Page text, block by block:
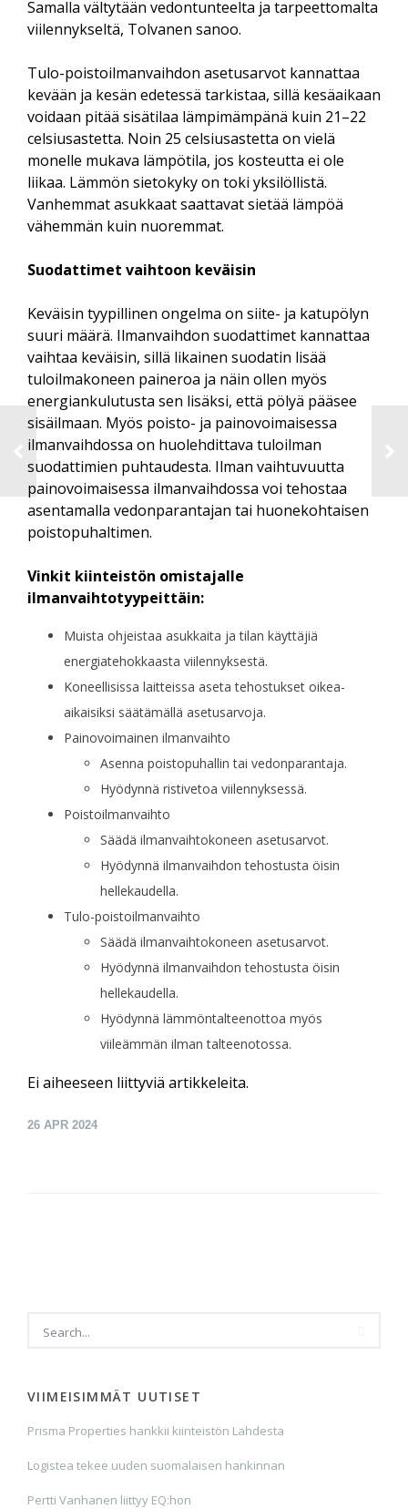
Samalla vältytään vedontunteelta ja tarpeettomalta
viilennykseltä, Tolvanen sanoo.
Tulo-poistoilmanvaihdon asetusarvot kannattaa
kevään ja kesän edetessä tarkistaa, sillä kesäaikaan
voidaan pitää sisätilaa lämpimämpänä kuin 21–22
celsiusastetta. Noin 25 celsiusastetta on vielä
monelle mukava lämpötila, jos kosteutta ei ole
liikaa. Lämmön sietokyky on toki yksilöllistä.
Vanhemmat asukkaat saattavat sietää lämpöä
vähemmän kuin nuoremmat.
Suodattimet vaihtoon keväisin
Keväisin tyypillinen ongelma on siite- ja katupölyn
suuri määrä. Ilmanvaihdon suodattimet kannattaa
vaihtaa keväisin, sillä likainen suodatin lisää
tuloilmakoneen paineroa ja näin ollen myös
energiankulutusta sen lisäksi, että pölyä pääsee
sisäilmaan. Myös poisto- ja painovoimaisessa
ilmanvaihdossa on huolehdittava tuloilman
suodattimien puhtaudesta. Ilman vaihtuvuutta
painovoimaisessa ilmanvaihdossa voi tehostaa
asentamalla vedonparantajan tai huonekohtaisen
poistopuhaltimen.
Vinkit kiinteistön omistajalle
ilmanvaihtotyypeittäin:
Muista ohjeistaa asukkaita ja tilan käyttäjiä
energiatehokkaasta viilennyksestä.
Koneellisissa laitteissa aseta tehostukset oikea-
aikaisiksi säätämällä asetusarvoja.
Painovoimainen ilmanvaihto
Asenna poistopuhallin tai vedonparantaja.
Hyödynnä ristivetoa viilennyksessä.
Poistoilmanvaihto
Säädä ilmanvaihtokoneen asetusarvot.
Hyödynnä ilmanvaihdon tehostusta öisin
hellekaudella.
Tulo-poistoilmanvaihto
Säädä ilmanvaihtokoneen asetusarvot.
Hyödynnä ilmanvaihdon tehostusta öisin
hellekaudella.
Hyödynnä lämmöntalteenottoa myös
viileämmän ilman talteenotossa.
Ei aiheeseen liittyviä artikkeleita.
26 APR 2024
VIIMEISIMMÄT UUTISET
Prisma Properties hankkii kiinteistön Lahdesta
Logistea tekee uuden suomalaisen hankinnan
Pertti Vanhanen liittyy EQ:hon